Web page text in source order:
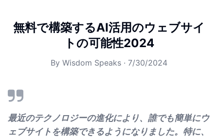
無料で構築するAI活用のウェブサイ
トの可能性2024
By Wisdom Speaks · 7/30/2024
最近のテクノロジーの進化により、誰でも簡単にウ
ェブサイトを構築できるようになりました。特に、